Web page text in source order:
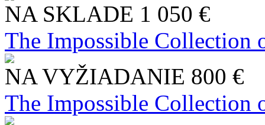
NA SKLADE 1 050 €
The Impossible Collection
NA VYŽIADANIE 800 €
The Impossible Collection